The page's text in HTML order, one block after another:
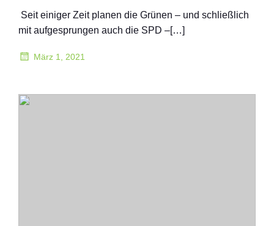
Seit einiger Zeit planen die Grünen – und schließlich
mit aufgesprungen auch die SPD –[…]
März 1, 2021